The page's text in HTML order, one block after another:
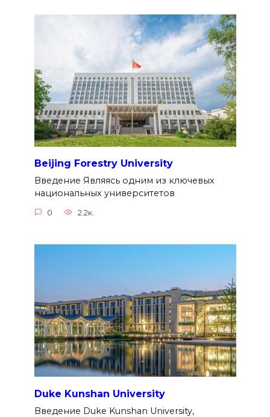
Beijing Forestry University
Введение Являясь одним из ключевых
национальных университетов
0 2.2к.
Duke Kunshan University
Введение Duke Kunshan University,